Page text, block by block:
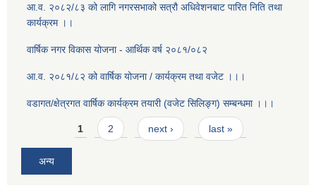
आ.व. २०८२/८३ को लागि नगरसभाको सत्रौ अधिवेशनबाट पारित निति तथा
कार्यक्रम ।।
वार्षिक नगर विकास योजना - आर्थिक वर्ष २०८१/०८२
आ.व. २०८१/८२ को वार्षिक योजना / कार्यक्रम तथा वजेट ।।।
वडागत/क्षेत्रगत वार्षिक कार्यक्रम तयारी (वजेट सिलिङ्ग) सम्बन्धमा ।।।
Pages1 2 next › last »
अन्य